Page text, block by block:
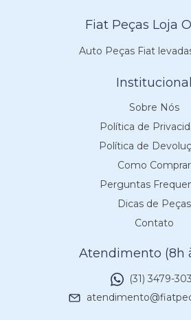
Fiat Peças Loja
Auto Peças Fiat
Institucional
Sobre Nós
Política de
Política de
Como Comprar
Perguntas
Dicas de Peças
Contato
Atendimento (8h
(31) 3479-